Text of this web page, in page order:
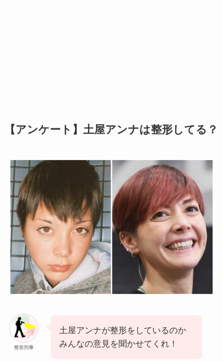
【アンケート】土屋アンナは整形してる？
整形刑事
土屋アンナが整形をしているのか
みんなの意見を聞かせてくれ！